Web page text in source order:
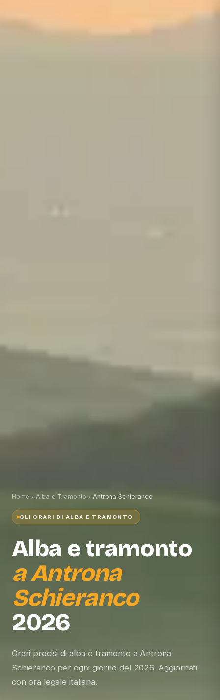
Home › Alba e Tramonto › Antrona Schieranco
GLI ORARI DI ALBA E TRAMONTO
Alba e tramonto
aAntrona
Schieranco
2026
Orari precisi di alba e tramonto a Antrona
Schieranco per ogni giorno del 2026. Aggiornati
con ora legale italiana.